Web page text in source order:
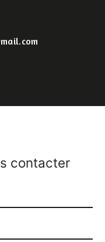
contacter